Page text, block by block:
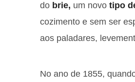
do brie, um novo tipo
cozimento e sem ser
aos paladares,
No ano de 1855,